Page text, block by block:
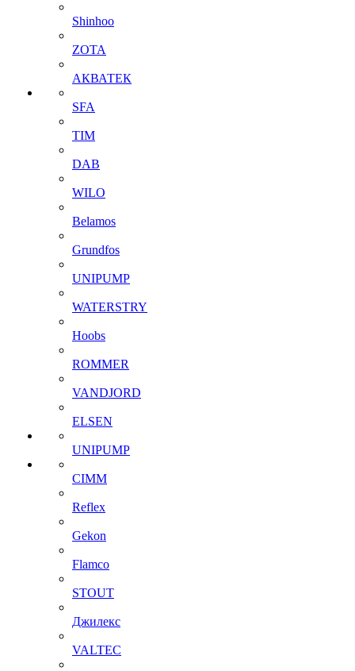
Shinhoo
ZOTA
АКВАТЕК
SFA
TIM
DAB
WILO
Belamos
Grundfos
UNIPUMP
WATERSTRY
Hoobs
ROMMER
VANDJORD
ELSEN
UNIPUMP
CIMM
Reflex
Gekon
Flamco
STOUT
Джилекс
VALTEC